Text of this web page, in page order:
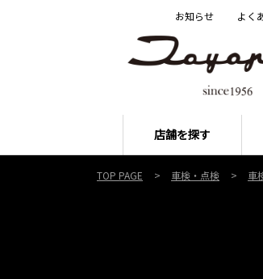
店舗を探す
お知らせ よく
TOP PAGE 車検・点検 車